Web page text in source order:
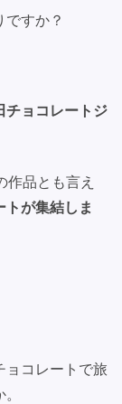
すか？
チョコレートジ
作品とも言え
が集結しま
ョコレートで旅